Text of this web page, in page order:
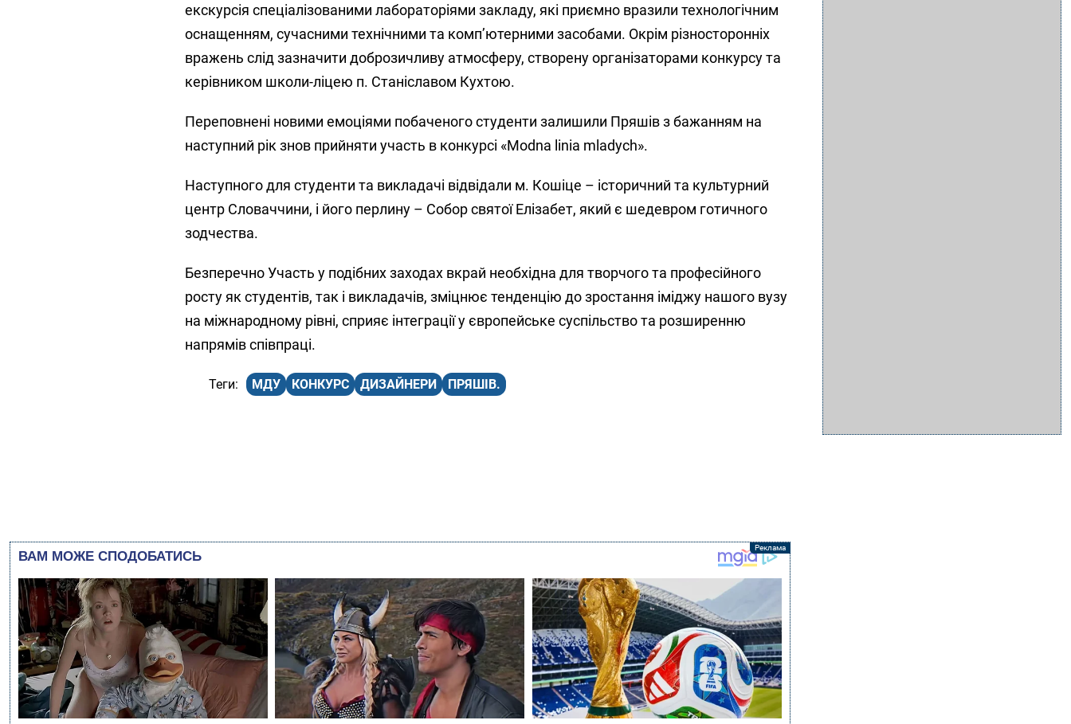
екскурсія спеціалізованими лабораторіями закладу, які приємно вразили технологічним
оснащенням, сучасними технічними та комп’ютерними засобами. Окрім різносторонніх
вражень слід зазначити доброзичливу атмосферу, створену організаторами конкурсу та
керівником школи-ліцею п. Станіславом Кухтою.
Переповнені новими емоціями побаченого студенти залишили Пряшів з бажанням на
наступний рік знов прийняти участь в конкурсі «Modna linia mladych».
Наступного для студенти та викладачі відвідали м. Кошіце – історичний та культурний
центр Словаччини, і його перлину – Собор святої Елізабет, який є шедевром готичного
зодчества.
Безперечно Участь у подібних заходах вкрай необхідна для творчого та професійного
росту як студентів, так і викладачів, зміцнює тенденцію до зростання іміджу нашого вузу
на міжнародному рівні, сприяє інтеграції у європейське суспільство та розширенню
напрямів співпраці.
МДУ КОНКУРС ДИЗАЙНЕРИ ПРЯШІВ.